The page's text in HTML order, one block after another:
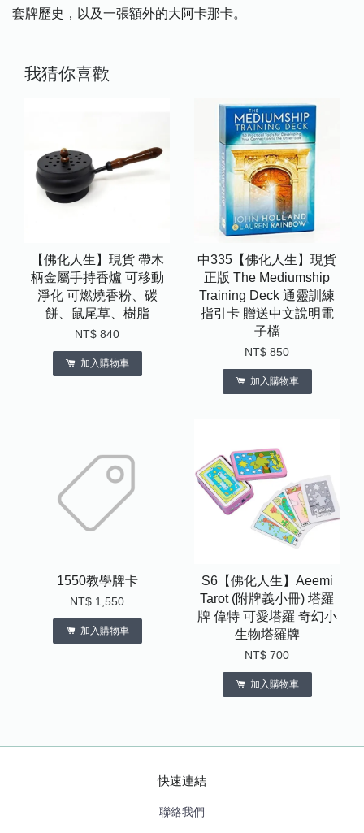
套牌歷史，以及一張額外的大阿卡那卡。
我猜你喜歡
【佛化人生】現貨 帶木
柄金屬手持香爐 可移動
淨化 可燃燒香粉、碳
餅、鼠尾草、樹脂
NT$ 840
加入購物車
中335【佛化人生】現貨
正版 The Mediumship
Training Deck 通靈訓練
指引卡 贈送中文說明電
子檔
NT$ 850
加入購物車
1550教學牌卡
NT$ 1,550
加入購物車
S6【佛化人生】Aeemi
Tarot (附牌義小冊) 塔羅
牌 偉特 可愛塔羅 奇幻小
生物塔羅牌
NT$ 700
加入購物車
快速連結
聯絡我們